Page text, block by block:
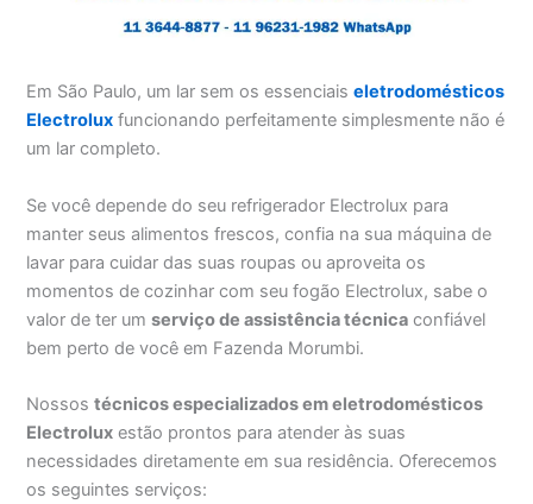
Em São Paulo, um lar sem os essenciaiseletrodomésticos
Electrolux funcionando perfeitamente simplesmente não é
um lar completo.
Se você depende do seu refrigerador Electrolux para
manter seus alimentos frescos, confia na sua máquina de
lavar para cuidar das suas roupas ou aproveita os
momentos de cozinhar com seu fogão Electrolux, sabe o
valor de ter umserviço de assistência técnica confiável
bem perto de você em Fazenda Morumbi.
Nossostécnicos especializados em eletrodomésticos
Electrolux estão prontos para atender às suas
necessidades diretamente em sua residência. Oferecemos
os seguintes serviços: